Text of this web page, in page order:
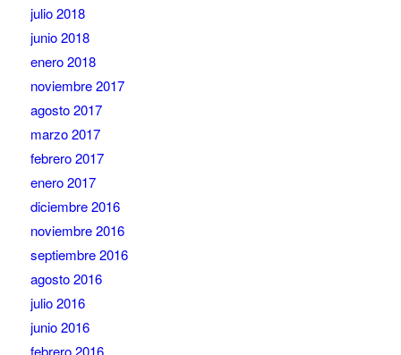
julio 2018
junio 2018
enero 2018
noviembre 2017
agosto 2017
marzo 2017
febrero 2017
enero 2017
diciembre 2016
noviembre 2016
septiembre 2016
agosto 2016
julio 2016
junio 2016
febrero 2016